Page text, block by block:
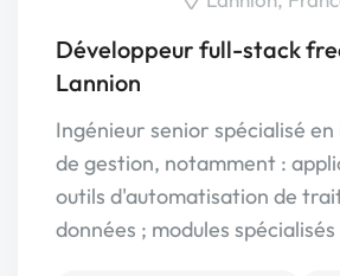
Développeur full-stack
Lannion
Ingénieur senior spécialisé
de gestion, notamment :
outils d'automatisation de
données ; modules